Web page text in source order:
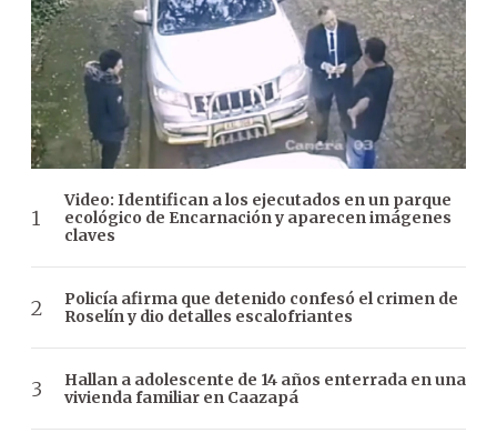
Video: Identifican a los ejecutados en un parque
ecológico de Encarnación y aparecen imágenes
claves
Policía afirma que detenido confesó el crimen de
Roselín y dio detalles escalofriantes
Hallan a adolescente de 14 años enterrada en una
vivienda familiar en Caazapá